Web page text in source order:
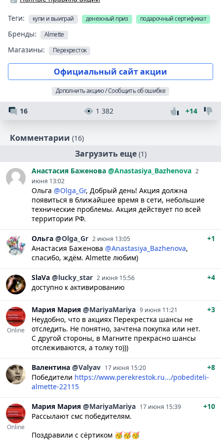
Теги: купи и выиграй денежный приз подарочный сертификат
Бренды: Almette
Магазины: Перекресток
Официальный сайт акции
Дополнить акцию / Сообщить об ошибке
16 1 382 +14
Комментарии (16)
Загрузить еще (1)
Анастасия Баженова @Anastasiya_Bazhenova 2
июня 13:02
Ольга @Olga_Gr, Добрый день! Акция должна
появиться в ближайшее время в сети, небольшие
технические проблемы. Акция действует по всей
территории РФ.
Ольга @Olga_Gr 2 июня 13:05
+1
Анастасия Баженова @Anastasiya_Bazhenova,
спасибо, ждём. Almette любим)
SlaVa @lucky_star 2 июня 15:56
+4
доступно к активированию
Online
Мария Мария @MariyaMariya 9 июня 11:21
+3
Неудобно, что в акциях Перекрестка шансы не
отследить. Не понятно, зачтена покупка или нет.
С другой стороны, в Магните прекрасно шансы
отслеживаются, а толку то)))
Валентина @Valyav 17 июня 15:20
+8
Победители https://www.perekrestok.ru.../pobediteli-
almette-22115
Online
Мария Мария @MariyaMariya 17 июня 15:39
+10
Рассылают смс победителям.
Поздравили с сёртиком 🥳🥳🥳